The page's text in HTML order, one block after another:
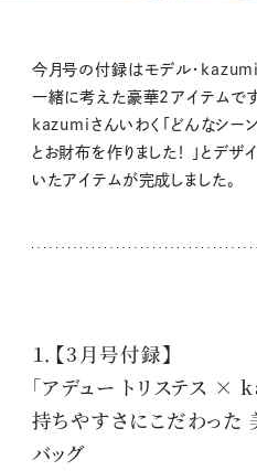
今月号の付録はモデル・kazumi
一緒に考えた豪華2アイテムです
kazumiさんいわく
「どんなシ
とお財布を作りました！ 」 とデザ
いたアイテムが完成しました。
１．【3月号付録】
「アデュー トリステス ×
持ちやすさにこだわった
バッグ